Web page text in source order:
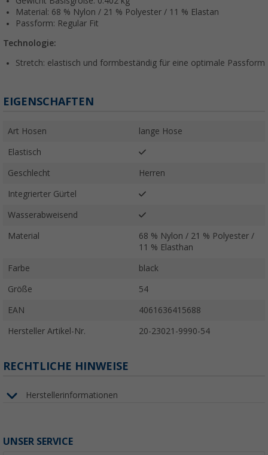
Material: 68 % Nylon / 21 % Polyester / 11 % Elastan
Passform: Regular Fit
Technologie:
Stretch: elastisch und formbeständig für eine optimale Passform
EIGENSCHAFTEN
Art Hosen lange Hose
Elastisch
Geschlecht Herren
Integrierter Gürtel
Wasserabweisend
Material
68 % Nylon / 21 % Polyester /
11 % Elasthan
Farbe black
Größe 54
EAN 4061636415688
Hersteller Artikel-Nr. 20-23021-9990-54
RECHTLICHE HINWEISE
Herstellerinformationen
UNSER SERVICE